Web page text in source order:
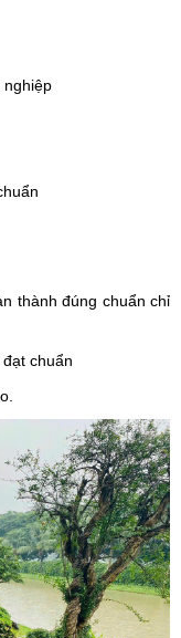
nghiệp
thành đúng chuẩn chỉ
chuẩn